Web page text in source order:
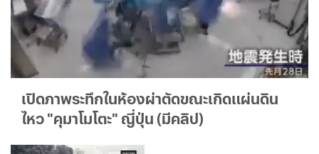
เปิดภาพระทึกในห้องผ่าตัดขณะเกิดแผ่นดิน
ไหว "คุมาโมโตะ" ญี่ปุ่น (มีคลิป)